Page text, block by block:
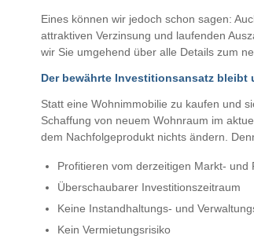
Eines können wir jedoch schon sagen:
attraktiven Verzinsung und laufenden
wir Sie umgehend über alle Details zum
Der bewährte Investitionsansatz bleibt
Statt eine Wohnimmobilie zu kaufen und
Schaffung von neuem Wohnraum im
dem Nachfolgeprodukt nichts ändern.
Profitieren vom derzeitigen Markt- und
Überschaubarer Investitionszeitraum
Keine Instandhaltungs- und
Kein Vermietungsrisiko